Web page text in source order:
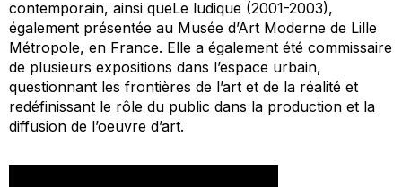
contemporain, ainsi queLe ludique (2001-2003),
également présentée au Musée d’Art Moderne de Lille
Métropole, en France. Elle a également été commissaire
de plusieurs expositions dans l’espace urbain,
questionnant les frontières de l’art et de la réalité et
redéfinissant le rôle du public dans la production et la
diffusion de l’oeuvre d’art.